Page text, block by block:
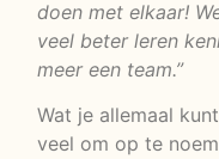
doen met elkaar!
veel beter leren
meer een team.”
Wat je allemaal
veel om op te